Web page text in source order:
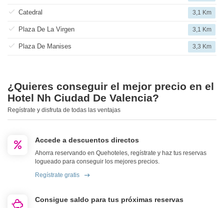
Catedral 3,1 Km
Plaza De La Virgen 3,1 Km
Plaza De Manises 3,3 Km
¿Quieres conseguir el mejor precio en el
Hotel Nh Ciudad De Valencia?
Regístrate y disfruta de todas las ventajas
Accede a descuentos directos
Ahorra reservando en Quehoteles, regístrate y haz tus reservas
logueado para conseguir los mejores precios.
Regístrate gratis
Consigue saldo para tus próximas reservas